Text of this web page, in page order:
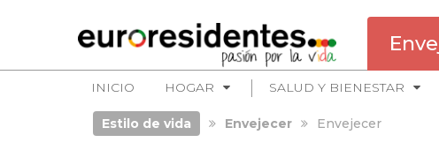
INICIO HOGAR SALUD Y BIENESTAR
Estilo de vida Envejecer Envejecer